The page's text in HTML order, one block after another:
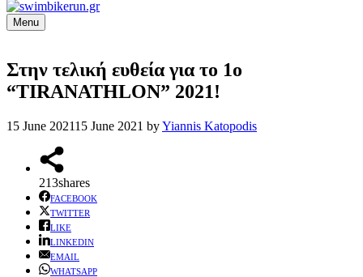
Menu
Στην τελική ευθεία για το 1ο
“TIRANATHLON” 2021!
15 June 202115 June 2021 byYiannis Katopodis
213shares
FACEBOOK
TWITTER
LIKE
LINKEDIN
EMAIL
WHATSAPP